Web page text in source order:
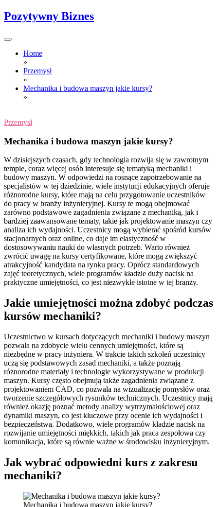
Skip
to
Pozytywny Biznes
Home
»
Przemysł
»
Mechanika i budowa maszyn jakie kursy?
»
Przemysł
Mechanika i budowa maszyn jakie kursy?
W dzisiejszych czasach, gdy technologia rozwija się w zawrotnym
tempie, coraz więcej osób interesuje się tematyką mechaniki i
budowy maszyn. W odpowiedzi na rosnące zapotrzebowanie na
specjalistów w tej dziedzinie, wiele instytucji edukacyjnych oferuje
różnorodne kursy, które mają na celu przygotowanie uczestników
do pracy w branży inżynieryjnej. Kursy te mogą obejmować
zarówno podstawowe zagadnienia związane z mechaniką, jak i
bardziej zaawansowane tematy, takie jak projektowanie maszyn czy
analiza ich wydajności. Uczestnicy mogą wybierać spośród kursów
stacjonarnych oraz online, co daje im elastyczność w
dostosowywaniu nauki do własnych potrzeb. Warto również
zwrócić uwagę na kursy certyfikowane, które mogą zwiększyć
atrakcyjność kandydata na rynku pracy. Oprócz standardowych
zajęć teoretycznych, wiele programów kładzie duży nacisk na
praktyczne umiejętności, co jest niezwykle istotne w tej branży.
Jakie umiejętności można zdobyć podczas
kursów mechaniki?
Uczestnictwo w kursach dotyczących mechaniki i budowy maszyn
pozwala na zdobycie wielu cennych umiejętności, które są
niezbędne w pracy inżyniera. W trakcie takich szkoleń uczestnicy
uczą się podstawowych zasad mechaniki, a także poznają
różnorodne materiały i technologie wykorzystywane w produkcji
maszyn. Kursy często obejmują także zagadnienia związane z
projektowaniem CAD, co pozwala na wizualizację pomysłów oraz
tworzenie szczegółowych rysunków technicznych. Uczestnicy mają
również okazję poznać metody analizy wytrzymałościowej oraz
dynamiki maszyn, co jest kluczowe przy ocenie ich wydajności i
bezpieczeństwa. Dodatkowo, wiele programów kładzie nacisk na
rozwijanie umiejętności miękkich, takich jak praca zespołowa czy
komunikacja, które są równie ważne w środowisku inżynieryjnym.
Jak wybrać odpowiedni kurs z zakresu
mechaniki?
Mechanika i budowa maszyn jakie kursy?